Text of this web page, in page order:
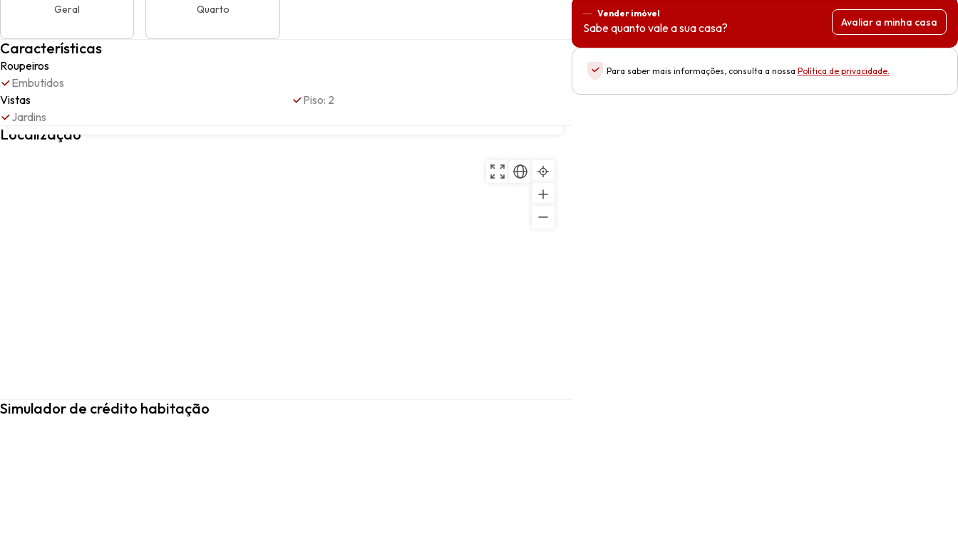
Geral Quarto
Características
Roupeiros
Embutidos
Vistas
Jardins
Piso: 2
Localização
Rua Gil Eanes,bloco G VI, G VI, A, Caparica e Trafaria, 2825-049, Almada, Setúbal
Simulador de crédito habitação
Vender imóvel
Sabe quanto vale a sua casa? Avaliar a minha casa
Para saber mais informações, consulta a nossa Política de privacidade.